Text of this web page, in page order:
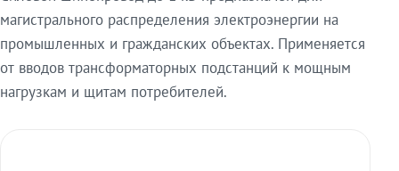
магистрального распределения электроэнергии на
промышленных и гражданских объектах. Применяется
от вводов трансформаторных подстанций к мощным
нагрузкам и щитам потребителей.